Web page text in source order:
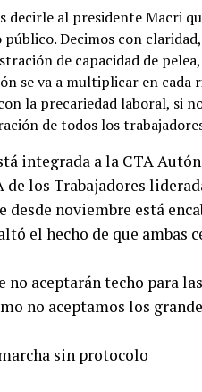
decirle al presidente Macri
público. Decimos con
de capacidad de
se va a multiplicar en
la precariedad laboral, si
de todos los
integrada a la CTA
los Trabajadores
desde noviembre está
el hecho de que ambas
no aceptarán techo para
no aceptamos los